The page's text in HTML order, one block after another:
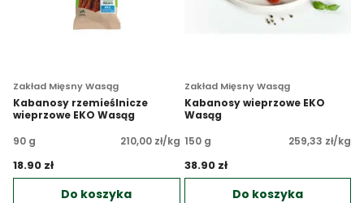
Zakład Mięsny Wasąg
Kabanosy rzemieślnicze
wieprzowe EKO Wasąg
90 g
210,00 zł/kg
18.90 zł
Do koszyka
Zakład Mięsny Wasąg
Kabanosy wieprzowe EKO
Wasąg
150 g
259,33 zł/kg
38.90 zł
Do koszyka